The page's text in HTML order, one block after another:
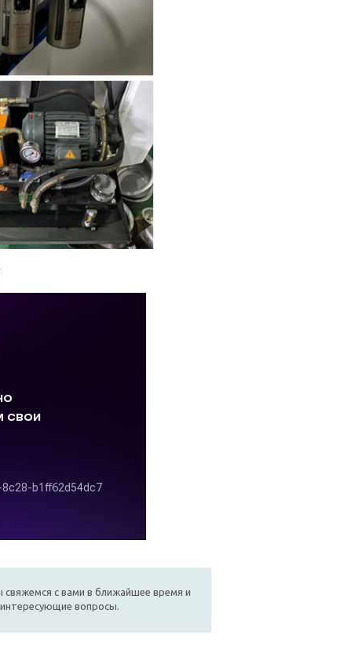
с вами в ближайшее время и
вопросы.